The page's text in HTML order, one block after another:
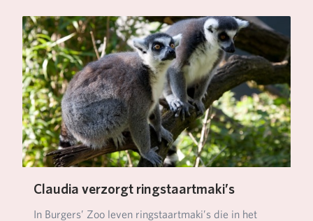
Claudia verzorgt ringstaartmaki’s
In Burgers’ Zoo leven ringstaartmaki’s die in het